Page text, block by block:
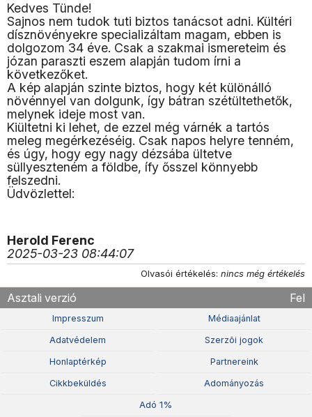
Kedves Tünde!
Sajnos nem tudok tuti biztos tanácsot adni. Kültéri
dísznövényekre specializáltam magam, ebben is
dolgozom 34 éve. Csak a szakmai ismereteim és
józan paraszti eszem alapján tudom írni a
következőket.
A kép alapján szinte biztos, hogy két különálló
növénnyel van dolgunk, így bátran szétültethetők,
melynek ideje most van.
Kiültetni ki lehet, de ezzel még várnék a tartós
meleg megérkezéséig. Csak napos helyre tenném,
és úgy, hogy egy nagy dézsába ültetve
süllyeszteném a földbe, ífy ősszel könnyebb
felszedni.
Üdvözlettel:
Herold Ferenc
2025-03-23 08:44:07
Olvasói értékelés: nincs még értékelés
Asztali verzió Fel
Impresszum Médiaajánlat
Adatvédelem Szerzõi jogok
Honlaptérkép Partnereink
Cikkbeküldés Adományozás
Adó 1%